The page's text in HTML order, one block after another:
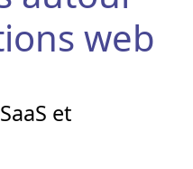
web
et